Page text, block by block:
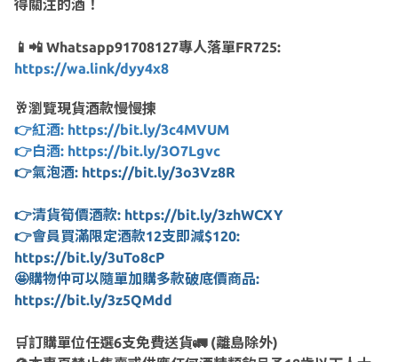
得關注的酒！
📱📲 Whatsapp91708127專人落單FR725:
https://wa.link/dyy4x8
🥂瀏覽現貨酒款慢慢揀
👉紅酒: https://bit.ly/3c4MVUM
👉白酒: https://bit.ly/3O7Lgvc
👉氣泡酒: https://bit.ly/3o3Vz8R
👉清貨筍價酒款: https://bit.ly/3zhWCXY
👉會員買滿限定酒款12支即減$120:
https://bit.ly/3uTo8cP
🤩購物仲可以隨單加購多款破底價商品:
https://bit.ly/3z5QMdd
🛒訂購單位任選6支免費送貨🚛 (離島除外)